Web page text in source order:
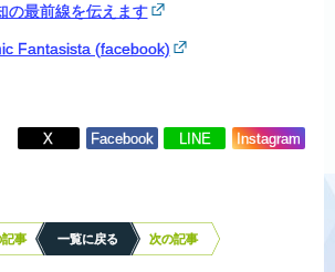
の最前線を伝えます
Fantasista (facebook)
X Facebook LINE Instagram
事 一覧に戻る 次の記事